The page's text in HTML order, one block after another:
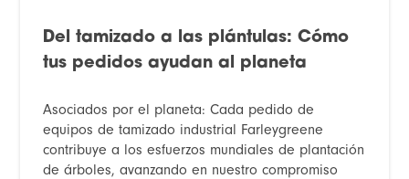
Del tamizado a las plántulas: Cómo
tus pedidos ayudan al planeta
Asociados por el planeta: Cada pedido de
equipos de tamizado industrial Farleygreene
contribuye a los esfuerzos mundiales de plantación
de árboles, avanzando en nuestro compromiso